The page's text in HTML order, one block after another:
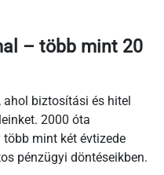
– több mint 20
biztosítási és hitel
2000 óta
mint két évtizede
pénzügyi döntéseikben.